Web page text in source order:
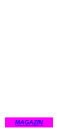
MAGAZIN